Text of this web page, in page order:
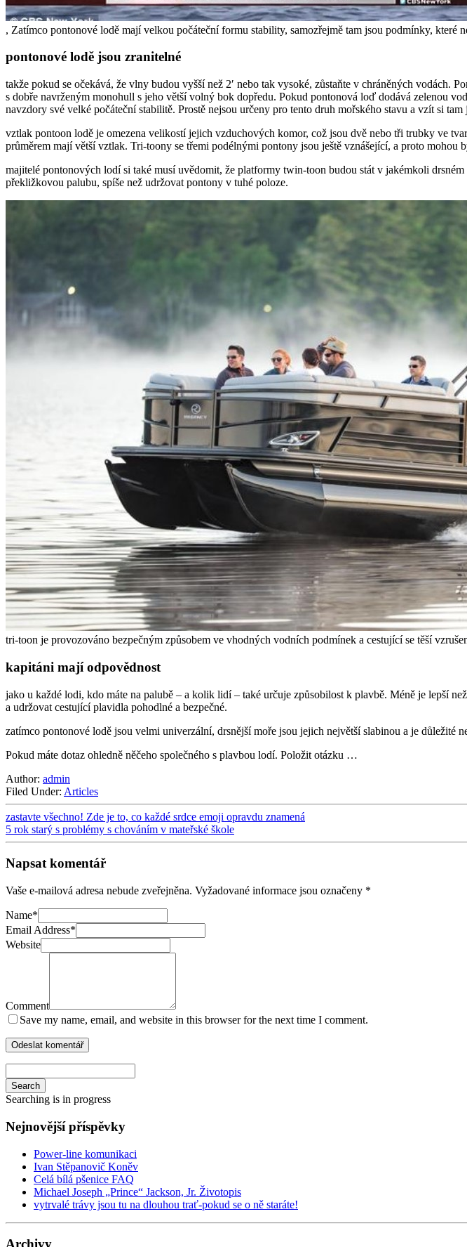
, Zatímco pontonové lodě mají velkou počáteční formu stability, samozřejmě tam jsou podmínky,
pontonové lodě jsou zranitelné
takže pokud se očekává, že vlny budou vyšší než 2′ nebo tak vysoké, zůstaňte v chráněných
s dobře navrženým monohull s jeho větší volný bok dopředu. Pokud pontonová loď dodává zelenou
navzdory své velké počáteční stabilitě. Prostě nejsou určeny pro tento druh mořského stavu a vzít si tam
vztlak pontoon lodě je omezena velikostí jejich vzduchových komor, což jsou dvě nebo tři trubky ve
průměrem mají větší vztlak. Tri-toony se třemi podélnými pontony jsou ještě vznášející, a proto mohou
majitelé pontonových lodí si také musí uvědomit, že platformy twin-toon budou stát v jakémkoli
překližkovou palubu, spíše než udržovat pontony v tuhé poloze.
tri-toon je provozováno bezpečným způsobem ve vhodných vodních podmínek a cestující se těší
kapitáni mají odpovědnost
jako u každé lodi, kdo máte na palubě – a kolik lidí – také určuje způsobilost k plavbě. Méně je lepší
a udržovat cestující plavidla pohodlné a bezpečné.
zatímco pontonové lodě jsou velmi univerzální, drsnější moře jsou jejich největší slabinou a je důležité
Pokud máte dotaz ohledně něčeho společného s plavbou lodí. Položit otázku …
Author: admin
Filed Under: Articles
zastavte všechno! Zde je to, co každé srdce emoji opravdu znamená
5 rok starý s problémy s chováním v mateřské škole
Napsat komentář
Vaše e-mailová adresa nebude zveřejněna. Vyžadované informace jsou označeny *
Name*
Email Address*
Website
Comment
Save my name, email, and website in this browser for the next time I comment.
Search
Searching is in progress
Nejnovější příspěvky
Power-line komunikaci
Ivan Stěpanovič Koněv
Celá bílá pšenice FAQ
Michael Joseph „Prince“ Jackson, Jr. Životopis
vytrvalé trávy jsou tu na dlouhou trať-pokud se o ně staráte!
Archivy